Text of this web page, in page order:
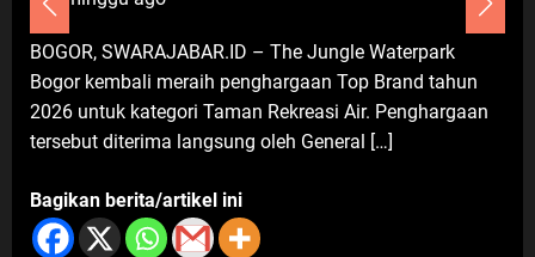
Do’a Bersama dan Santunan Anak
Yatim, Sespimma Polri Angkatan 76
TA 2026 Perkuat Kepedulian Sosial
8 Agustus 2026
BOGOR, SWARAJABAR.ID – The Jungle Waterpark
Bogor kembali meraih penghargaan Top Brand tahun
2026 untuk kategori Taman Rekreasi Air. Penghargaan
tersebut diterima langsung oleh General […]
Bagikan berita/artikel ini